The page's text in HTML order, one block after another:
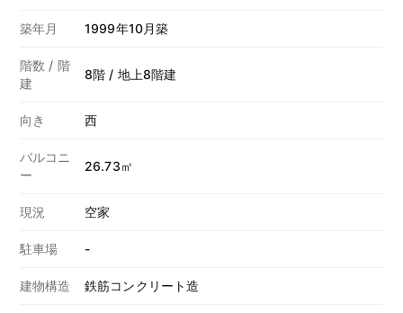
築年月 1999年10月築
階数 / 階
建
8階 / 地上8階建
向き 西
バルコニ
ー
26.73㎡
現況 空家
駐車場 -
建物構造 鉄筋コンクリート造